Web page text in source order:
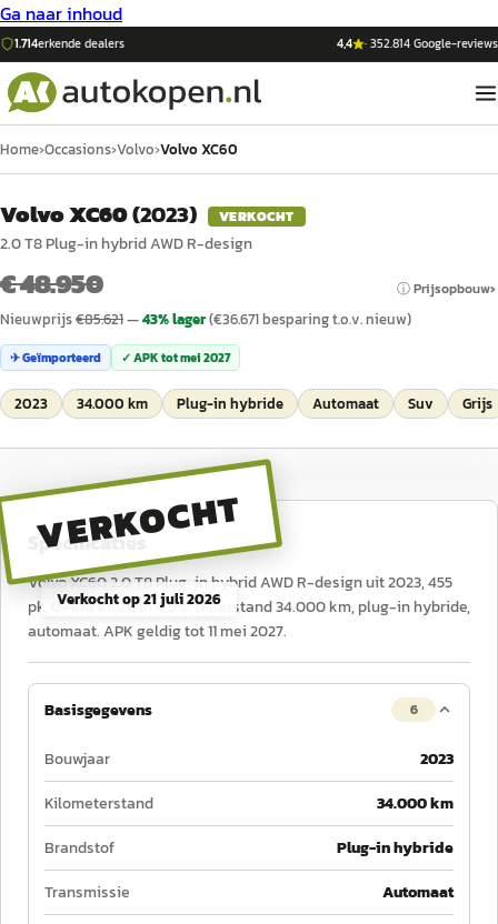
Ga naar inhoud
1.714erkende dealers 4,4 ·352.814Google-reviews
Home›Occasions›Volvo›Volvo XC60
Volvo XC60(2023) VERKOCHT
2.0 T8 Plug-in hybrid AWD R-design
€ 48.950 ⓘ Prijsopbouw
Nieuwprijs€85.621—43% lager(€36.671besparing t.o.v. nieuw)
✈ Geïmporteerd ✓ APK totmei 2027
2023 34.000 km Plug-in hybride Automaat Suv Grijs
VERKOCHT
Verkocht op21 juli 2026
Specificaties
Volvo XC60 2.0 T8 Plug-in hybrid AWD R-design uit 2023, 455
pk, 0–100 km/u in 4,9 s, tellerstand 34.000 km, plug-in hybride,
automaat. APK geldig tot 11 mei 2027.
Basisgegevens 6
Bouwjaar
2023
Kilometerstand
34.000 km
Brandstof
Plug-in hybride
Transmissie
Automaat